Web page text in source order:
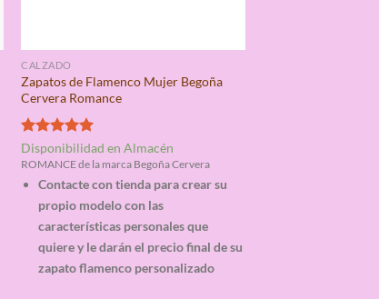
CALZADO
Zapatos de Flamenco Mujer Begoña
Cervera Romance
Valorado
con5.00
Disponibilidad en Almacén
ROMANCE de la marca Begoña Cervera
Contacte con tienda para crear su
propio modelo con las
características personales que
quiere y le darán el precio final de su
zapato flamenco personalizado